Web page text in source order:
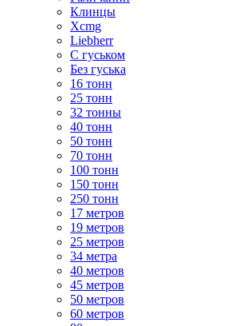
Клинцы
Xcmg
Liebherr
С гуськом
Без гуська
16 тонн
25 тонн
32 тонны
40 тонн
50 тонн
70 тонн
100 тонн
150 тонн
250 тонн
17 метров
19 метров
25 метров
34 метра
40 метров
45 метров
50 метров
60 метров